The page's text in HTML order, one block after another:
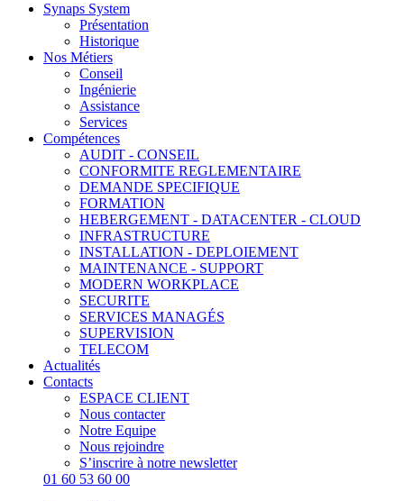
Synaps System
Présentation
Historique
Nos Métiers
Conseil
Ingénierie
Assistance
Services
Compétences
AUDIT - CONSEIL
CONFORMITE REGLEMENTAIRE
DEMANDE SPECIFIQUE
FORMATION
HEBERGEMENT - DATACENTER - CLOUD
INFRASTRUCTURE
INSTALLATION - DEPLOIEMENT
MAINTENANCE - SUPPORT
MODERN WORKPLACE
SECURITE
SERVICES MANAGÉS
SUPERVISION
TELECOM
Actualités
Contacts
ESPACE CLIENT
Nous contacter
Notre Equipe
Nous rejoindre
S’inscrire à notre newsletter
01 60 53 60 00